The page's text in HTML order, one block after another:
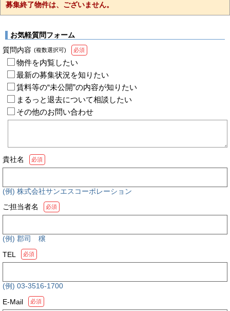
募集終了物件は、ございません。
お気軽質問フォーム
質問内容 (複数選択可) 必須
物件を内覧したい
最新の募集状況を知りたい
賃料等の“未公開”の内容が知りたい
まるっと退去について相談したい
その他のお問い合わせ
貴社名 必須
(例) 株式会社サンエスコーポレーション
ご担当者名
必須
(例) 郡司 穣
TEL
必須
(例) 03-3516-1700
E-Mail
必須